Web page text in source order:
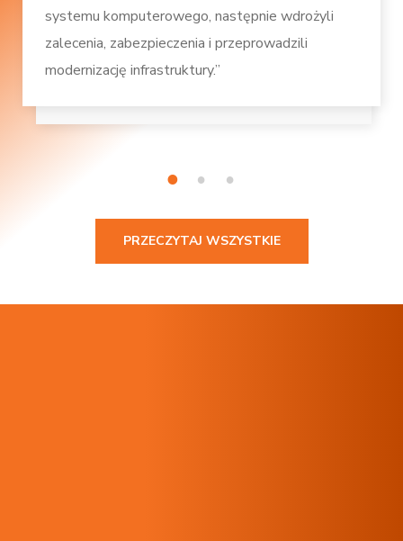
systemu komputerowego, następnie wdrożyli
zalecenia, zabezpieczenia i przeprowadzili
modernizację infrastruktury.”
1 2 3
PRZECZYTAJ WSZYSTKIE